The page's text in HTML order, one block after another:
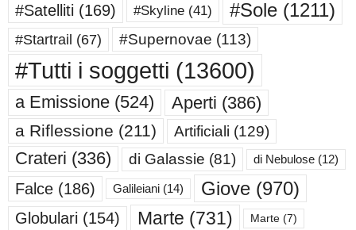
#Satelliti (169) #Skyline (41) #Sole (1211)
#Startrail (67) #Supernovae (113)
#Tutti i soggetti (13600)
a Emissione (524) Aperti (386)
a Riflessione (211) Artificiali (129)
Crateri (336) di Galassie (81) di Nebulose (12)
Falce (186) Galileiani (14) Giove (970)
Globulari (154) Marte (731) Marte (7)